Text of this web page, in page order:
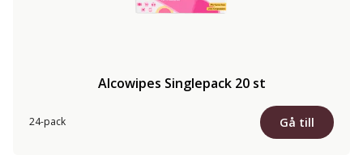
Alcowipes Singlepack 20 st
24-pack Gå till